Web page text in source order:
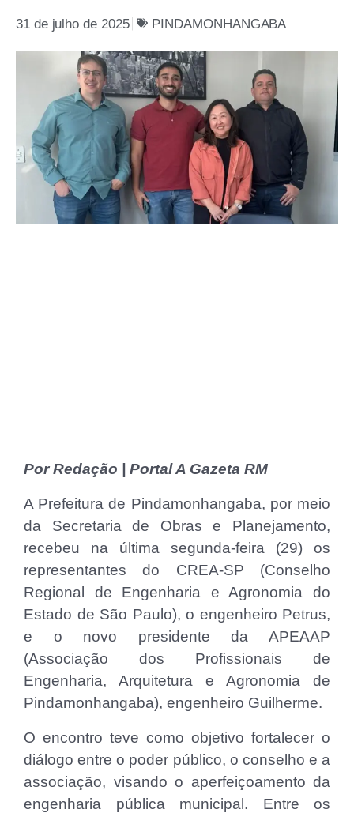
31 de julho de 2025 PINDAMONHANGABA
Por Redação | Portal A Gazeta RM
A Prefeitura de Pindamonhangaba, por meio
da Secretaria de Obras e Planejamento,
recebeu na última segunda-feira (29) os
representantes do CREA-SP (Conselho
Regional de Engenharia e Agronomia do
Estado de São Paulo), o engenheiro Petrus,
e o novo presidente da APEAAP
(Associação dos Profissionais de
Engenharia, Arquitetura e Agronomia de
Pindamonhangaba), engenheiro Guilherme.
O encontro teve como objetivo fortalecer o
diálogo entre o poder público, o conselho e a
associação, visando o aperfeiçoamento da
engenharia pública municipal. Entre os